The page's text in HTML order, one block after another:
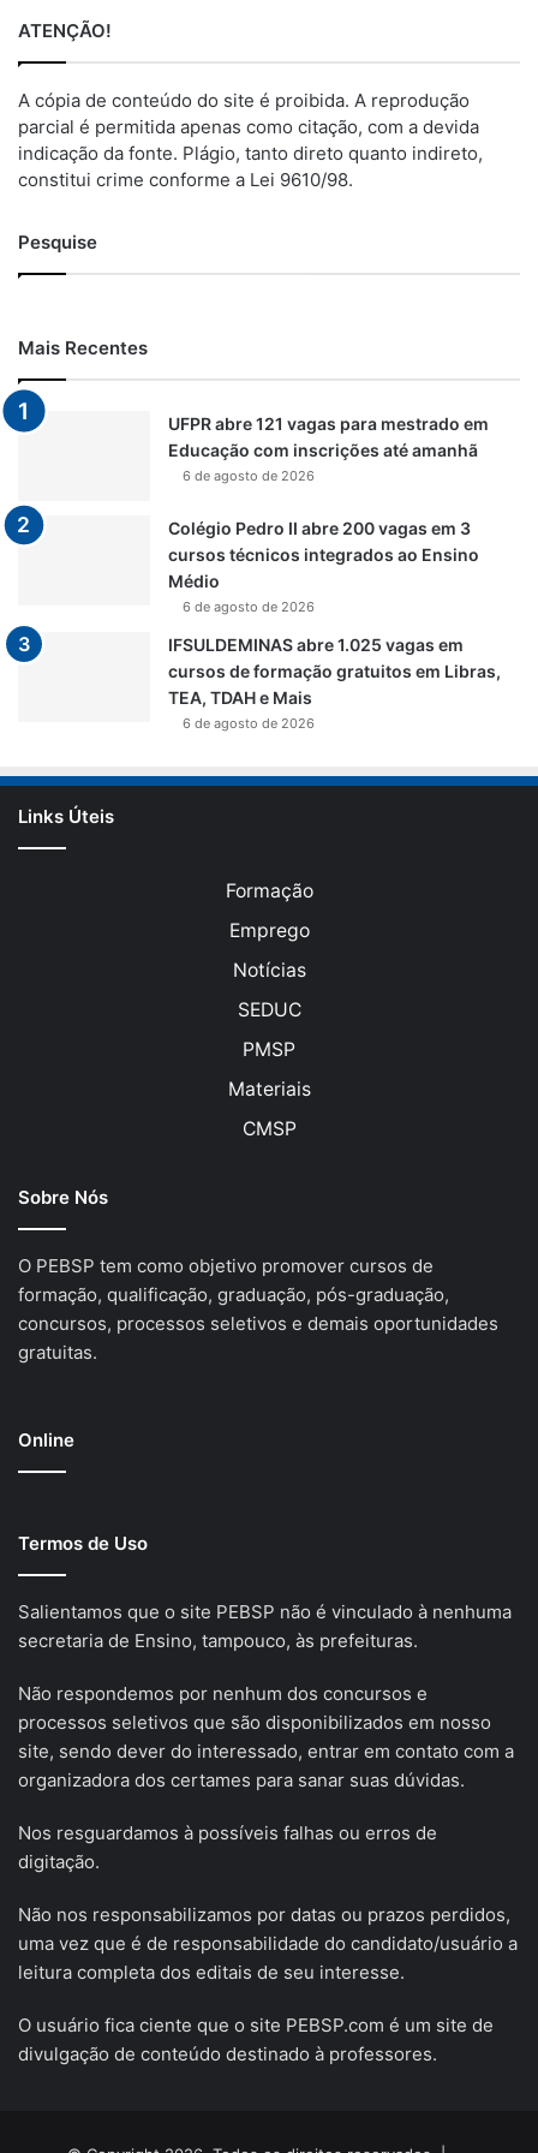
ATENÇÃO!
A cópia de conteúdo do site é proibida. A reprodução
parcial é permitida apenas como citação, com a devida
indicação da fonte. Plágio, tanto direto quanto indireto,
constitui crime conforme a Lei 9610/98.
Pesquise
Mais Recentes
UFPR abre 121 vagas para mestrado em
Educação com inscrições até amanhã
6 de agosto de 2026
Colégio Pedro II abre 200 vagas em 3
cursos técnicos integrados ao Ensino
Médio
6 de agosto de 2026
IFSULDEMINAS abre 1.025 vagas em
cursos de formação gratuitos em Libras,
TEA, TDAH e Mais
6 de agosto de 2026
Links Úteis
Formação
Emprego
Notícias
SEDUC
PMSP
Materiais
CMSP
Sobre Nós
O PEBSP tem como objetivo promover cursos de
formação, qualificação, graduação, pós-graduação,
concursos, processos seletivos e demais oportunidades
gratuitas.
Online
Termos de Uso
Salientamos que o site PEBSP não é vinculado à nenhuma
secretaria de Ensino, tampouco, às prefeituras.
Não respondemos por nenhum dos concursos e
processos seletivos que são disponibilizados em nosso
site, sendo dever do interessado, entrar em contato com a
organizadora dos certames para sanar suas dúvidas.
Nos resguardamos à possíveis falhas ou erros de
digitação.
Não nos responsabilizamos por datas ou prazos perdidos,
uma vez que é de responsabilidade do candidato/usuário a
leitura completa dos editais de seu interesse.
O usuário fica ciente que o site PEBSP.com é um site de
divulgação de conteúdo destinado à professores.